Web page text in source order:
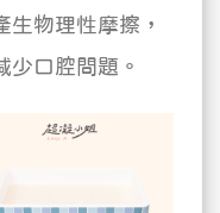
生物理性摩擦，
少口腔問題。